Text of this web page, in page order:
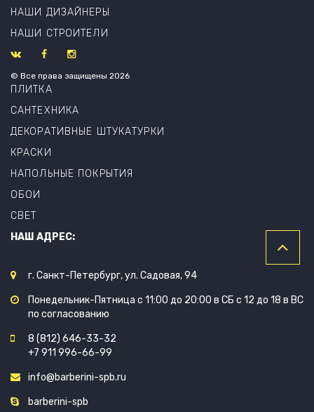
НАШИ ДИЗАЙНЕРЫ
НАШИ СТРОИТЕЛИ
© Все права защищены 2026
ПЛИТКА
САНТЕХНИКА
ДЕКОРАТИВНЫЕ ШТУКАТУРКИ
КРАСКИ
НАПОЛЬНЫЕ ПОКРЫТИЯ
ОБОИ
СВЕТ
НАШ АДРЕС:
г. Санкт-Петербург, ул. Садовая, 94
Понедельник-Пятница с 11:00 до 20:00 в СБ с 12 до 18 в ВС
по согласованию
8 (812) 646-33-32
+7 911 996-66-99
info@barberini-spb.ru
barberini-spb